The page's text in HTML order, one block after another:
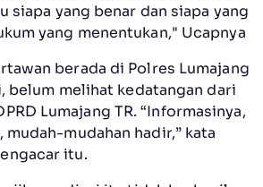
siapa yang benar dan siapa yang
yang menentukan," Ucapnya
berada di Polres Lumajang
belum melihat kedatangan dari
Lumajang TR. “Informasinya,
mudah-mudahan hadir,” kata
itu.